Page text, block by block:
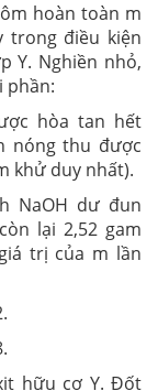
hoàn toàn m
trong điều kiện
Y. Nghiền nhỏ,
phần:
hòa tan hết
nóng thu được
khử duy nhất).
NaOH dư đun
lại 2,52 gam
trị của m lần
hữu cơ Y. Đốt